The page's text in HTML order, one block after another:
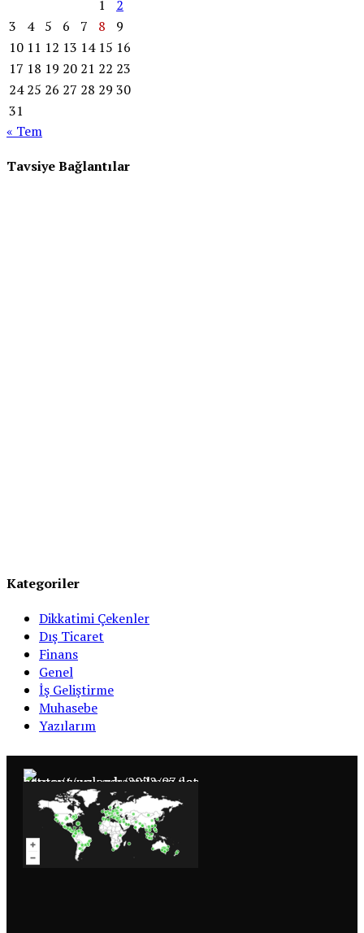
1
2
3
4 5 6 7 8
9
10 11 12 13 14 15 16
17 18 19 20 21 22 23
24 25 26 27 28 29 30
31
« Tem
Tavsiye Bağlantılar
Kategoriler
Dikkatimi Çekenler
Dış Ticaret
Finans
Genel
İş Geliştirme
Muhasebe
Yazılarım